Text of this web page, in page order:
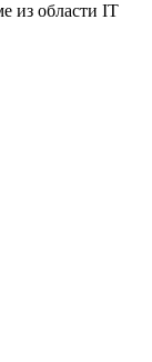
из области IT